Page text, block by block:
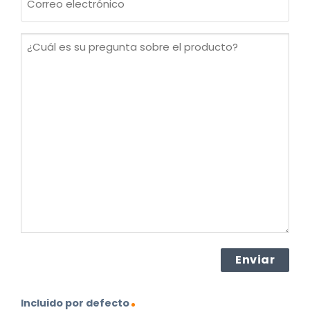
electrónico
¿Cuál
Incluido por defecto